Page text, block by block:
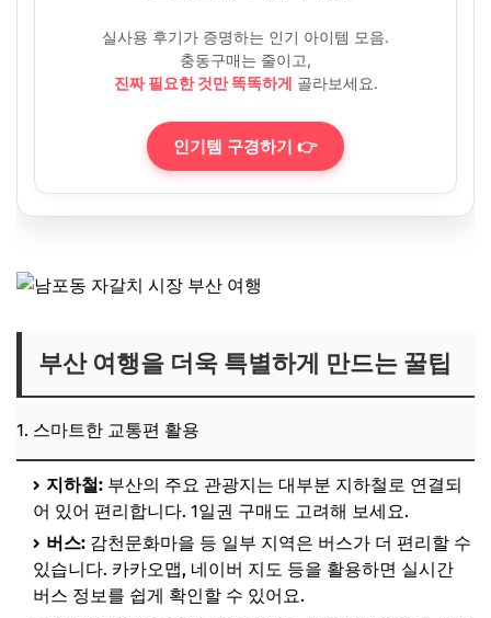
실사용 후기가 증명하는 인기 아이템 모음.
충동구매는 줄이고,
진짜 필요한 것만 똑똑하게 골라보세요.
인기템 구경하기 👉
부산 여행을 더욱 특별하게 만드는 꿀팁
1. 스마트한 교통편 활용
지하철: 부산의 주요 관광지는 대부분 지하철로 연결되
어 있어 편리합니다. 1일권 구매도 고려해 보세요.
버스: 감천문화마을 등 일부 지역은 버스가 더 편리할 수
있습니다. 카카오맵, 네이버 지도 등을 활용하면 실시간
버스 정보를 쉽게 확인할 수 있어요.